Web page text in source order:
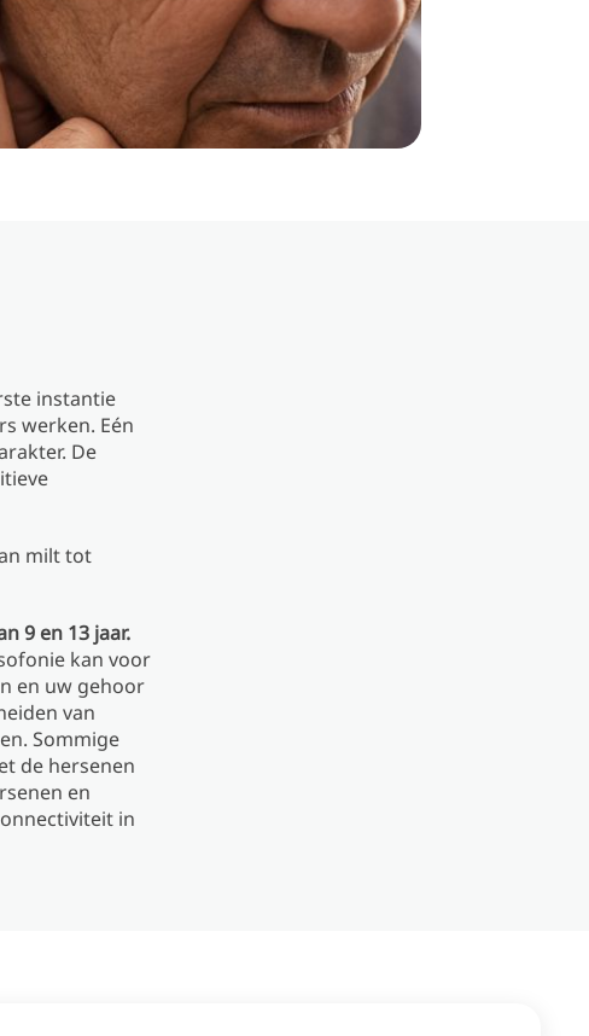
instantie
werken. Eén
De
milt tot
9 en 13 jaar.
kan voor
en uw gehoor
van
Sommige
de hersenen
en
in